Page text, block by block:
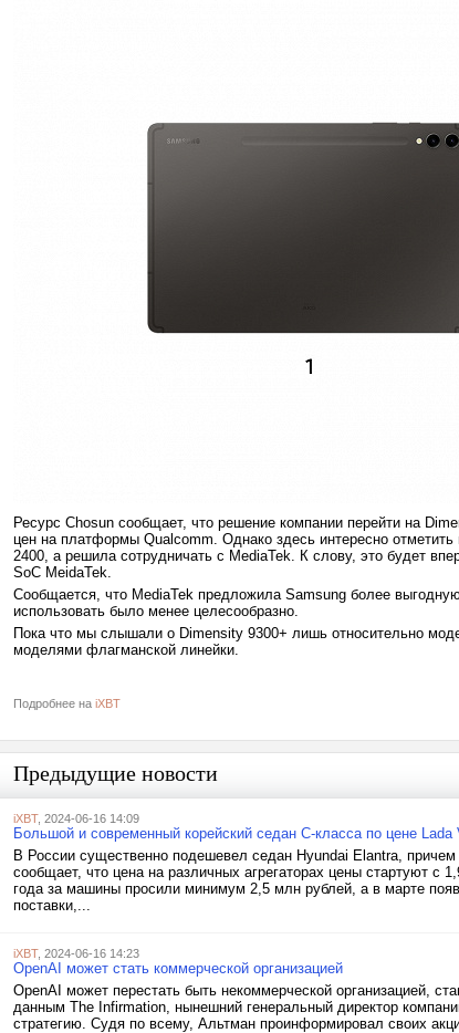
Ресурс Chosun сообщает, что решение компании перейти на
цен на платформы Qualcomm. Однако здесь интересно
2400, а решила сотрудничать с MediaTek. К слову, это будет
SoC MeidaTek.
Сообщается, что MediaTek предложила Samsung более
использовать было менее целесообразно.
Пока что мы слышали о Dimensity 9300+ лишь относительно
моделями флагманской линейки.
Подробнее на iXBT
Предыдущие новости
iXBT, 2024-06-16 14:09
Большой и современный корейский седан С-класса по цене
В России существенно подешевел седан Hyundai Elantra,
сообщает, что цена на различных агрегаторах цены стартуют
года за машины просили минимум 2,5 млн рублей, а в марте
поставки,...
iXBT, 2024-06-16 14:23
OpenAI может стать коммерческой организацией
OpenAI может перестать быть некоммерческой организацией,
данным The Infirmation, нынешний генеральный директор
стратегию. Судя по всему, Альтман проинформировал своих